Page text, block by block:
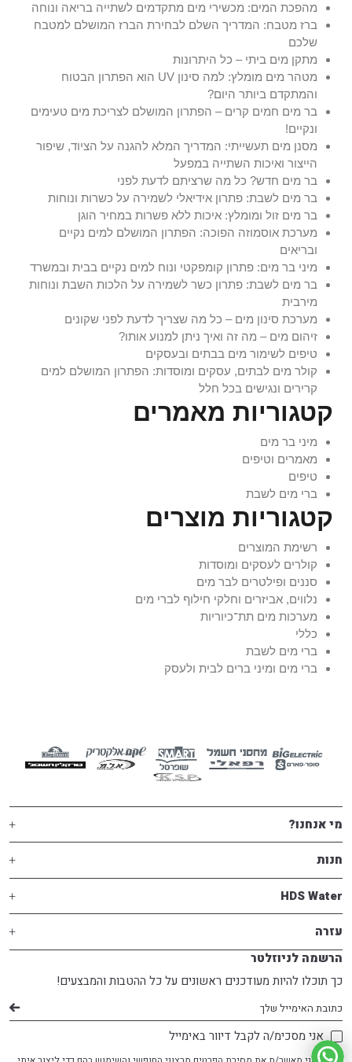
מהפכת המים: מכשירי מים מתקדמים לשתייה בריאה ונוחה
ברז מטבח: המדריך השלם לבחירת הברז המושלם למטבח
שלכם
מתקן מים ביתי – כל היתרונות
מטהר מים מומלץ: למה סינון UV הוא הפתרון הבטוח
והמתקדם ביותר היום?
בר מים חמים קרים – הפתרון המושלם לצריכת מים טעימים
ונקיים!
מסנן מים תעשייתי: המדריך המלא להגנה על הציוד, שיפור
הייצור ואיכות השתייה במפעל
בר מים חדש? כל מה שרציתם לדעת לפני
בר מים לשבת: פתרון אידיאלי לשמירה על כשרות ונוחות
בר מים זול ומומלץ: איכות ללא פשרות במחיר הוגן
מערכת אוסמוזה הפוכה: הפתרון המושלם למים נקיים
ובריאים
מיני בר מים: פתרון קומפקטי ונוח למים נקיים בבית ובמשרד
בר מים לשבת: פתרון כשר לשמירה על הלכות השבת ונוחות
מירבית
מערכת סינון מים – כל מה שצריך לדעת לפני שקונים
זיהום מים – מה זה ואיך ניתן למנוע אותו?
טיפים לשימור מים בבתים ובעסקים
קולר מים לבתים, עסקים ומוסדות: הפתרון המושלם למים
קרירים ונגישים בכל חלל
קטגוריות מאמרים
מיני בר מים
מאמרים וטיפים
טיפים
ברי מים לשבת
קטגוריות מוצרים
רשימת המוצרים
קולרים לעסקים ומוסדות
סננים ופילטרים לבר מים
נלווים, אביזרים וחלקי חילוף לברי מים
מערכות מים תת־כיוריות
כללי
ברי מים לשבת
ברי מים ומיני ברים לבית ולעסק
הרשמה לניוזלטר
כך תוכלו להיות מעודכנים ראשונים על כל ההטבות והמבצעים!
דוא׳׳ל
אני מסכימ/ה לקבל דיוור באימייל
מי אנחנו?
חנות
HDS Water
עזרה